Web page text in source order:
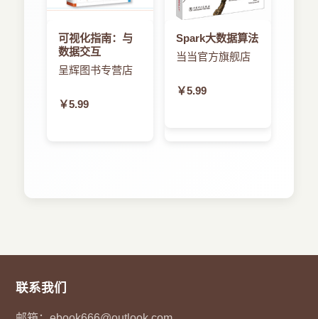
可视化指南：与
数据交互
呈辉图书专营店
￥5.99
Spark大数据算法
当当官方旗舰店
￥5.99
联系我们